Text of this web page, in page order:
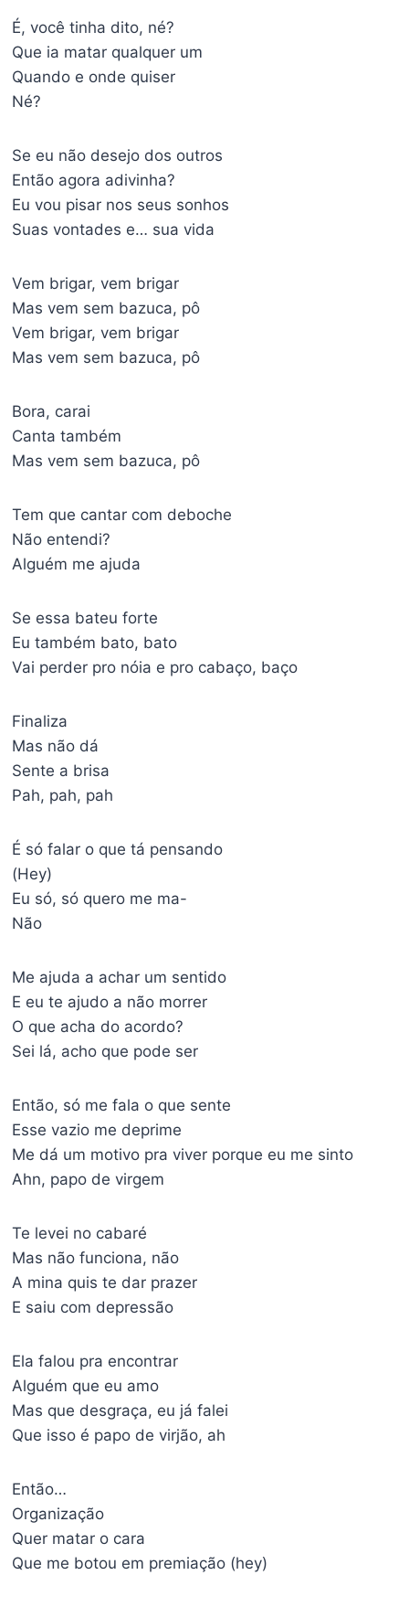
É, você tinha dito, né?
Que ia matar qualquer um
Quando e onde quiser
Né?
Se eu não desejo dos outros
Então agora adivinha?
Eu vou pisar nos seus sonhos
Suas vontades e… sua vida
Vem brigar, vem brigar
Mas vem sem bazuca, pô
Vem brigar, vem brigar
Mas vem sem bazuca, pô
Bora, carai
Canta também
Mas vem sem bazuca, pô
Tem que cantar com deboche
Não entendi?
Alguém me ajuda
Se essa bateu forte
Eu também bato, bato
Vai perder pro nóia e pro cabaço, baço
Finaliza
Mas não dá
Sente a brisa
Pah, pah, pah
É só falar o que tá pensando
(Hey)
Eu só, só quero me ma-
Não
Me ajuda a achar um sentido
E eu te ajudo a não morrer
O que acha do acordo?
Sei lá, acho que pode ser
Então, só me fala o que sente
Esse vazio me deprime
Me dá um motivo pra viver porque eu me sinto
Ahn, papo de virgem
Te levei no cabaré
Mas não funciona, não
A mina quis te dar prazer
E saiu com depressão
Ela falou pra encontrar
Alguém que eu amo
Mas que desgraça, eu já falei
Que isso é papo de virjão, ah
Então…
Organização
Quer matar o cara
Que me botou em premiação (hey)